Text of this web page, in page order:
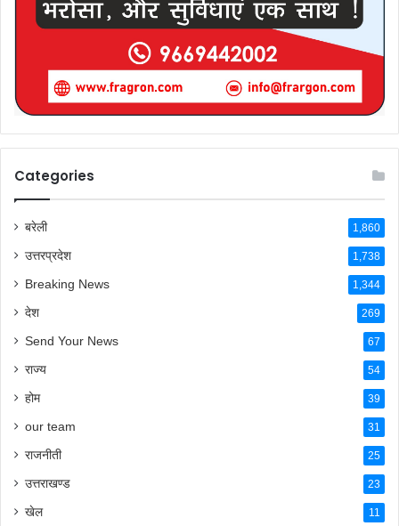
Categories
बरेली 1,860
उत्तरप्रदेश 1,738
Breaking News 1,344
देश 269
Send Your News 67
राज्य 54
होम 39
our team 31
राजनीती 25
उत्तराखण्ड 23
खेल 11